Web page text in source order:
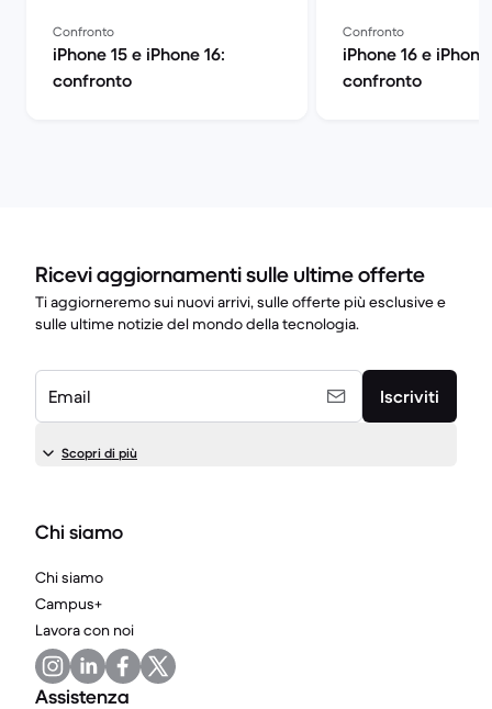
Confronto
iPhone 15 e iPhone 16:
confronto
Confronto
iPhone 16 e iPhone
confronto
Ricevi aggiornamenti sulle ultime offerte
Ti aggiorneremo sui nuovi arrivi, sulle offerte più esclusive e
sulle ultime notizie del mondo della tecnologia.
Email Iscriviti
Scopri di più
Chi siamo
Chi siamo
Campus+
Lavora con noi
Assistenza